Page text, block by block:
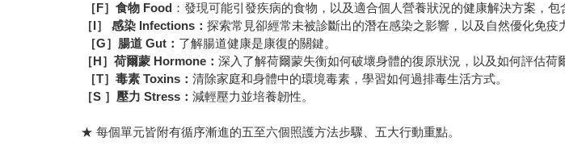
［F］食物 Food ：發現可能引發疾病的食物，以及適合個人營養狀況的健康解決方案，包
［I］ 感染 Infections ：探索常見卻經常未被診斷出的潛在感染之影響，以及自然優化免疫
［G］ 腸道Gut ： 了解腸道健康是康復的關鍵。
［H］荷爾蒙 Hormone ：深入了解荷爾蒙失衡如何破壞身體的復原狀況，以及如何評估荷
［T］毒素 Toxins ：清除家庭和身體中的環境毒素，學習如何過排毒生活方式。
［S ］ 壓力Stress ：減輕壓力並培養韌性。
★ 每個單元皆附有循序漸進的五至六個照護方法步驟、五大行動重點。